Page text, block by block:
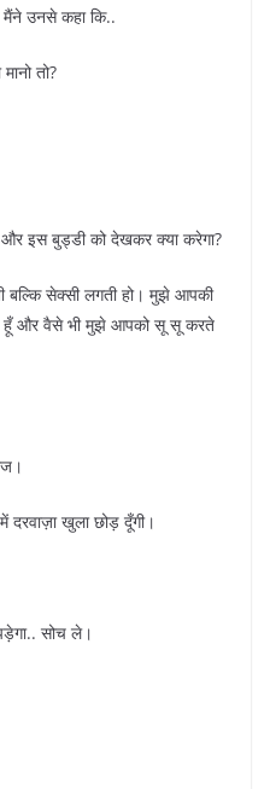
मैंने उनसे कहा कि..
तो?
और इस बुड्डी को देखकर क्या करेगा?
बल्कि सेक्सी लगती हो। मुझे आपकी
हूँ और वैसे भी मुझे आपको सू सू करते
खुला छोड़ दूँगी।
सोच ले।